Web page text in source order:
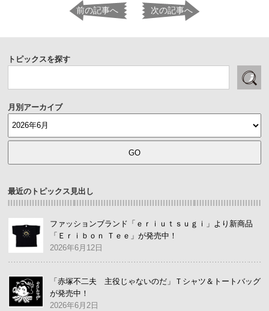
前の記事へ 次の記事へ
トピックスを探す
月別アーカイブ
最近のトピックス見出し
ファッションブランド「ｅｒｉｕｔｓｕｇｉ」より新商品
「Ｅｒｉｂｏｎ Ｔｅｅ」が発売中！
2026年6月12日
「赤塚不二夫 主役じゃないのだ」Ｔシャツ＆トートバッグ
が発売中！
2026年6月2日